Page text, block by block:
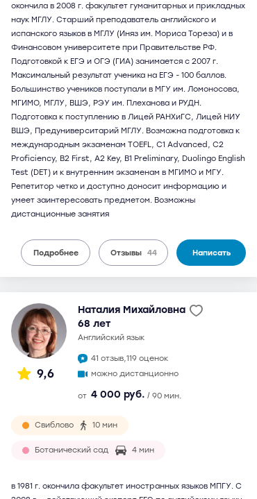
окончила в 2008 г. факультет гуманитарных и прикладных
наук МГЛУ. Старший преподаватель английского и
испанского языков в МГЛУ (Иняз им. Мориса Тореза) и в
Финансовом университете при Правительстве РФ.
Подготовкой к ЕГЭ и ОГЭ (ГИА) занимается с 2007 г.
Максимальный результат ученика на ЕГЭ - 100 баллов.
Большинство учеников поступали в МГУ им. Ломоносова,
МГИМО, МГЛУ, ВШЭ, РЭУ им. Плеханова и РУДН.
Подготовка к поступлению в Лицей РАНХиГС, Лицей НИУ
ВШЭ, Предуниверситарий МГЛУ. Возможна подготовка к
международным экзаменам TOEFL, C1 Advanced, C2
Proficiency, B2 First, A2 Key, B1 Preliminary, Duolingo English
Test (DET) и к внутренним экзаменам в МГИМО и МГУ.
Репетитор четко и доступно доносит информацию и
умеет заинтересовать предметом. Возможны
дистанционные занятия
Подробнее Отзывы 44 Написать
9,6
Наталия Михайловна
68 лет
английский язык
41 отзыв,119 оценок
можно дистанционно
от 4 000 руб. / 90 мин.
Свиблово 10 мин
Ботанический сад 4 мин
в 1981 г. окончила факультет иностранных языков МПГУ. С